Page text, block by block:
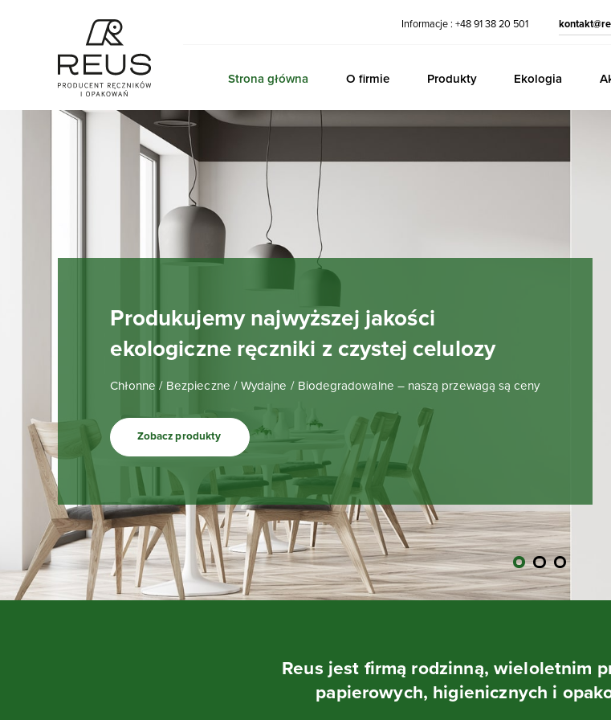
Informacje : +48 91 38 20 501
Strona główna O firmie Produkty Ekologia
Produkujemy najwyższej jakości
ekologiczne ręczniki z czystej celulozy
Chłonne / Bezpieczne / Wydajne / Biodegradowalne – naszą przewagą są ceny
Zobacz produkty
Reus jest firmą rodzinną, wieloletnim
papierowych, higienicznych i